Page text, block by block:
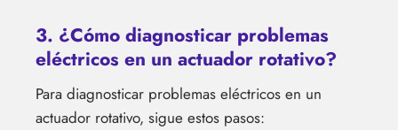
3. ¿Cómo diagnosticar problemas
eléctricos en un actuador rotativo?
Para diagnosticar problemas eléctricos en un
actuador rotativo, sigue estos pasos: